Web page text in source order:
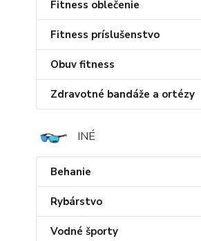
Fitness oblečenie
Fitness príslušenstvo
Obuv fitness
Zdravotné bandáže a ortézy
INÉ
Behanie
Rybárstvo
Vodné športy